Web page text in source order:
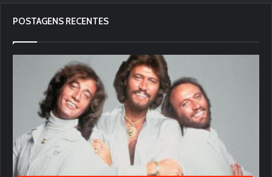
POSTAGENS RECENTES